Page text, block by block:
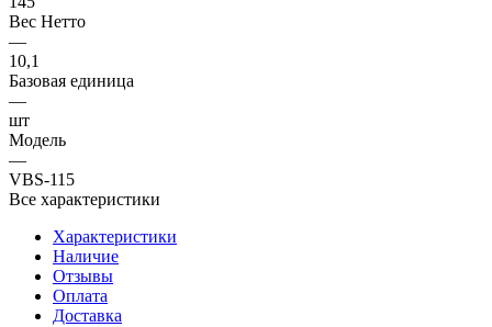
Вес Нетто
—
10,1
Базовая единица
—
шт
Модель
—
VBS-115
Все характеристики
Характеристики
Наличие
Отзывы
Оплата
Доставка